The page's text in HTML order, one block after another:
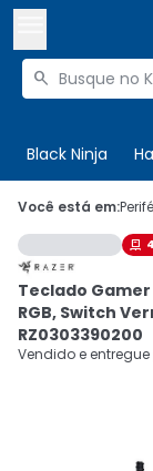
Buscar

Black Ninja
 Olá.

Cupons
Mais
Você está em:
 4
Teclado
RGB, Switch
RZ0303390200
Vendido e entregue